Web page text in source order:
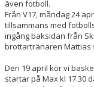
även fotboll.
Från V17, måndag 24
tillsammans med
ingång baksidan från
brottartränaren Mattias
Den 19 april kör vi
startar på Max kl 17.30